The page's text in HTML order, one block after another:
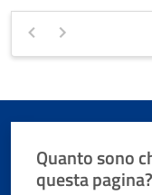
Quanto sono
questa pagina?